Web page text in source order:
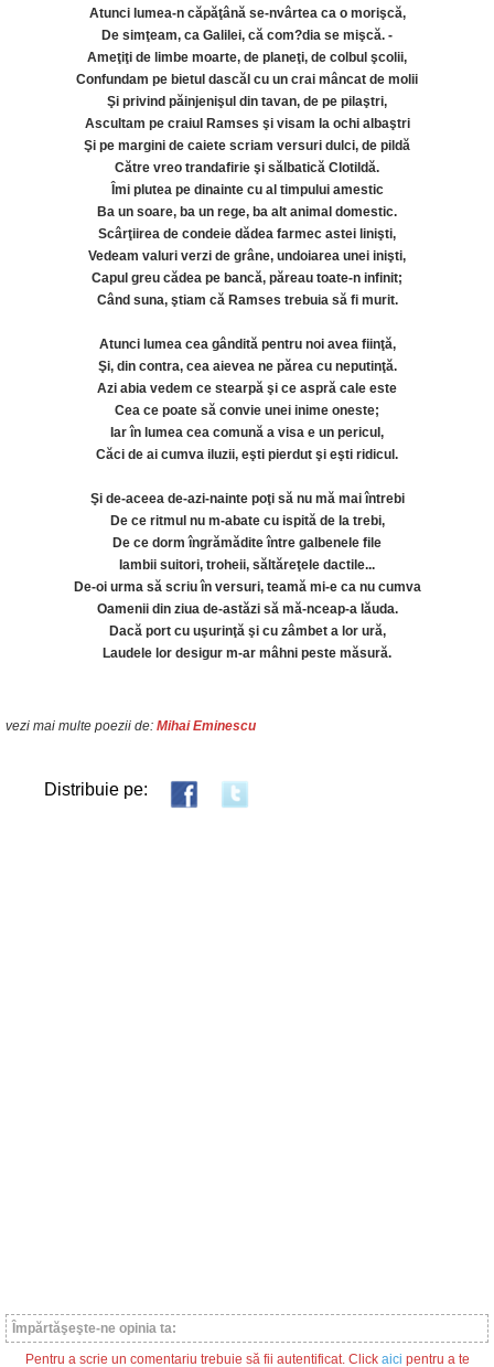
Atunci lumea-n căpăţână se-nvârtea ca o morişcă,
De simţeam, ca Galilei, că com?dia se mişcă. -
Ameţiţi de limbe moarte, de planeţi, de colbul şcolii,
Confundam pe bietul dascăl cu un crai mâncat de molii
Şi privind păinjenişul din tavan, de pe pilaştri,
Ascultam pe craiul Ramses şi visam la ochi albaştri
Şi pe margini de caiete scriam versuri dulci, de pildă
Către vreo trandafirie şi sălbatică Clotildă.
Îmi plutea pe dinainte cu al timpului amestic
Ba un soare, ba un rege, ba alt animal domestic.
Scârţiirea de condeie dădea farmec astei linişti,
Vedeam valuri verzi de grâne, undoiarea unei inişti,
Capul greu cădea pe bancă, păreau toate-n infinit;
Când suna, ştiam că Ramses trebuia să fi murit.
Atunci lumea cea gândită pentru noi avea fiinţă,
Şi, din contra, cea aievea ne părea cu neputinţă.
Azi abia vedem ce stearpă şi ce aspră cale este
Cea ce poate să convie unei inime oneste;
Iar în lumea cea comună a visa e un pericul,
Căci de ai cumva iluzii, eşti pierdut şi eşti ridicul.
Şi de-aceea de-azi-nainte poţi să nu mă mai întrebi
De ce ritmul nu m-abate cu ispită de la trebi,
De ce dorm îngrămădite între galbenele file
Iambii suitori, troheii, săltăreţele dactile...
De-oi urma să scriu în versuri, teamă mi-e ca nu cumva
Oamenii din ziua de-astăzi să mă-nceap-a lăuda.
Dacă port cu uşurinţă şi cu zâmbet a lor ură,
Laudele lor desigur m-ar mâhni peste măsură.
vezi mai multe poezii de: Mihai Eminescu
Distribuie pe:
Împărtăşeşte-ne opinia ta:
Pentru a scrie un comentariu trebuie să fii autentificat. Click aici pentru a te